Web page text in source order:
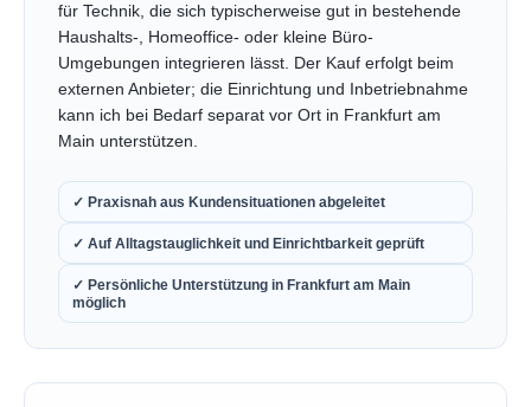
für Technik, die sich typischerweise gut in bestehende
Haushalts-, Homeoffice- oder kleine Büro-
Umgebungen integrieren lässt. Der Kauf erfolgt beim
externen Anbieter; die Einrichtung und Inbetriebnahme
kann ich bei Bedarf separat vor Ort in Frankfurt am
Main unterstützen.
✓ Praxisnah aus Kundensituationen abgeleitet
✓ Auf Alltagstauglichkeit und Einrichtbarkeit geprüft
✓ Persönliche Unterstützung in Frankfurt am Main
möglich